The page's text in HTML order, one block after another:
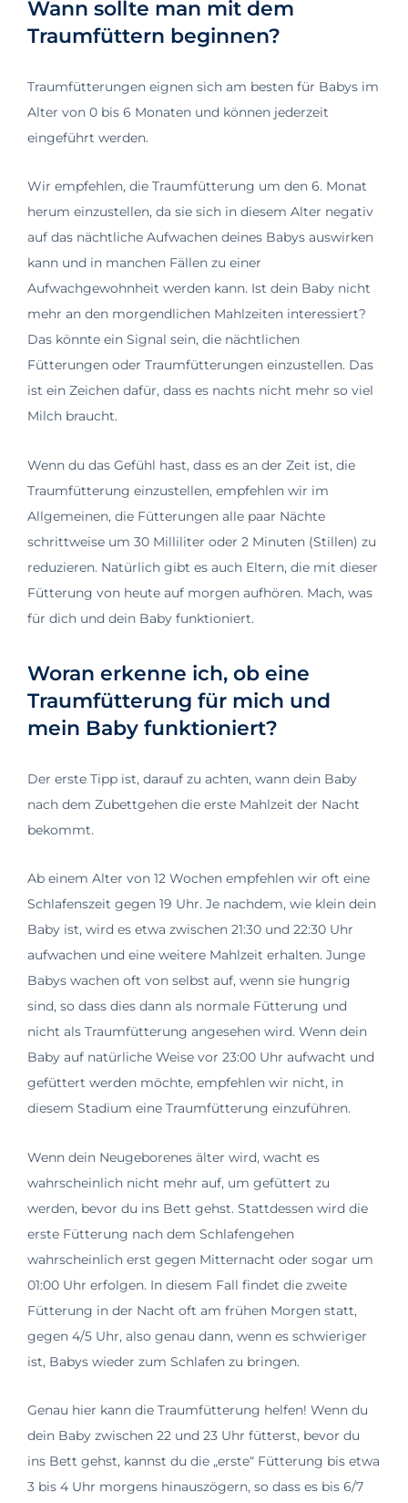
Wann sollte man mit dem
Traumfüttern beginnen?
Traumfütterungen eignen sich am besten für Babys im
Alter von 0 bis 6 Monaten und können jederzeit
eingeführt werden.
Wir empfehlen, die Traumfütterung um den 6. Monat
herum einzustellen, da sie sich in diesem Alter negativ
auf das nächtliche Aufwachen deines Babys auswirken
kann und in manchen Fällen zu einer
Aufwachgewohnheit werden kann. Ist dein Baby nicht
mehr an den morgendlichen Mahlzeiten interessiert?
Das könnte ein Signal sein, die nächtlichen
Fütterungen oder Traumfütterungen einzustellen. Das
ist ein Zeichen dafür, dass es nachts nicht mehr so viel
Milch braucht.
Wenn du das Gefühl hast, dass es an der Zeit ist, die
Traumfütterung einzustellen, empfehlen wir im
Allgemeinen, die Fütterungen alle paar Nächte
schrittweise um 30 Milliliter oder 2 Minuten (Stillen) zu
reduzieren. Natürlich gibt es auch Eltern, die mit dieser
Fütterung von heute auf morgen aufhören. Mach, was
für dich und dein Baby funktioniert.
Woran erkenne ich, ob eine
Traumfütterung für mich und
mein Baby funktioniert?
Der erste Tipp ist, darauf zu achten, wann dein Baby
nach dem Zubettgehen die erste Mahlzeit der Nacht
bekommt.
Ab einem Alter von 12 Wochen empfehlen wir oft eine
Schlafenszeit gegen 19 Uhr. Je nachdem, wie klein dein
Baby ist, wird es etwa zwischen 21:30 und 22:30 Uhr
aufwachen und eine weitere Mahlzeit erhalten. Junge
Babys wachen oft von selbst auf, wenn sie hungrig
sind, so dass dies dann als normale Fütterung und
nicht als Traumfütterung angesehen wird. Wenn dein
Baby auf natürliche Weise vor 23:00 Uhr aufwacht und
gefüttert werden möchte, empfehlen wir nicht, in
diesem Stadium eine Traumfütterung einzuführen.
Wenn dein Neugeborenes älter wird, wacht es
wahrscheinlich nicht mehr auf, um gefüttert zu
werden, bevor du ins Bett gehst. Stattdessen wird die
erste Fütterung nach dem Schlafengehen
wahrscheinlich erst gegen Mitternacht oder sogar um
01:00 Uhr erfolgen. In diesem Fall findet die zweite
Fütterung in der Nacht oft am frühen Morgen statt,
gegen 4/5 Uhr, also genau dann, wenn es schwieriger
ist, Babys wieder zum Schlafen zu bringen.
Genau hier kann die Traumfütterung helfen! Wenn du
dein Baby zwischen 22 und 23 Uhr fütterst, bevor du
ins Bett gehst, kannst du die „erste“ Fütterung bis etwa
3 bis 4 Uhr morgens hinauszögern, so dass es bis 6/7